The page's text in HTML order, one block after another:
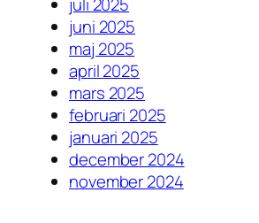
juni 2025
maj 2025
april 2025
mars 2025
februari 2025
januari 2025
december 2024
november 2024